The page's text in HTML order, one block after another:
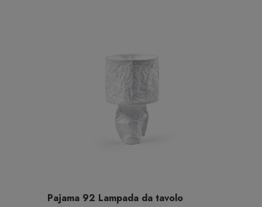
Pajama 92 Lampada da tavolo